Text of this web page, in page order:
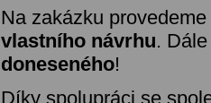
Na zakázku provedeme
vlastního návrhu.
doneseného!
Díky spolupráci se